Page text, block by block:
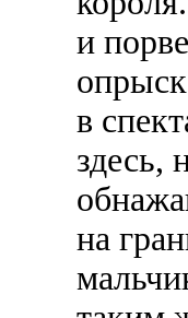
и
в
здесь,
на